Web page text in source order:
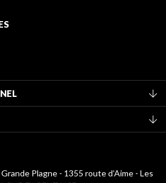
Plagne - 1355 route d’Aime - Les